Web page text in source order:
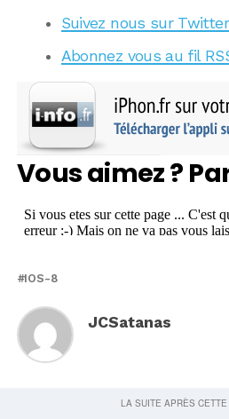
Suivez nous sur Twitter
Abonnez vous au fil
Vous aimez ?
IOS-8
JCSatanas